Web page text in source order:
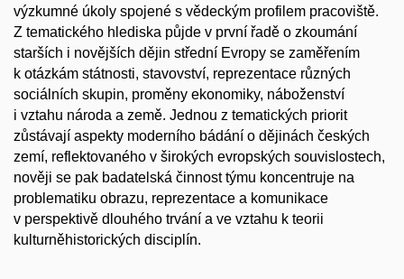
výzkumné úkoly spojené s vědeckým profilem pracoviště.
Z tematického hlediska půjde v první řadě o zkoumání
starších i novějších dějin střední Evropy se zaměřením
k otázkám státnosti, stavovství, reprezentace různých
sociálních skupin, proměny ekonomiky, náboženství
i vztahu národa a země. Jednou z tematických priorit
zůstávají aspekty moderního bádání o dějinách českých
zemí, reflektovaného v širokých evropských souvislostech,
nověji se pak badatelská činnost týmu koncentruje na
problematiku obrazu, reprezentace a komunikace
v perspektivě dlouhého trvání a ve vztahu k teorii
kulturněhistorických disciplín.